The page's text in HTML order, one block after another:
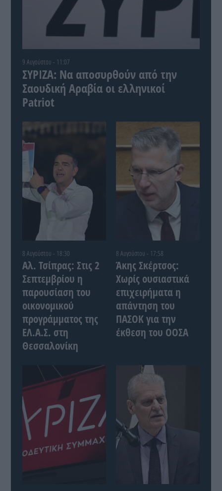
9 Αυγούστου - 11:07
ΣΥΡΙΖΑ: Να αποσυρθούν από την
Σαουδική Αραβία οι ελληνικοί
Patriot
8 Αυγούστου - 18:30
Αλ. Τσίπρας: Στις 2
Σεπτεμβρίου η
παρουσίαση του
οικονομικού
προγράμματος της
ΕΛ.Α.Σ. στη
Θεσσαλονίκη
8 Αυγούστου - 17:58
Άκης Σκέρτσος:
Χωρίς ουσιαστικά
επιχειρήματα η
απάντηση του
ΠΑΣΟΚ για την
έκθεση του ΟΟΣΑ